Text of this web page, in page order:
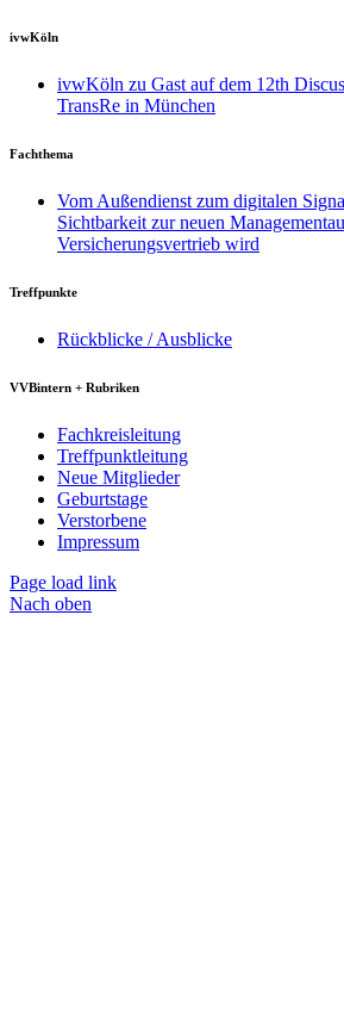
ivwKöln
ivwKöln zu Gast auf dem 12th
TransRe in München
Fachthema
Vom Außendienst zum digitalen
Sichtbarkeit zur neuen
Versicherungsvertrieb wird
Treffpunkte
Rückblicke / Ausblicke
VVBintern + Rubriken
Fachkreisleitung
Treffpunktleitung
Neue Mitglieder
Geburtstage
Verstorbene
Impressum
Page load link
Nach oben